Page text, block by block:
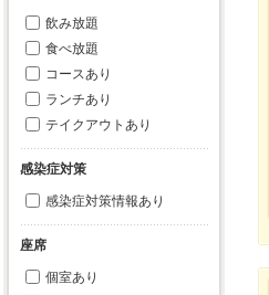
飲み放題
食べ放題
コースあり
ランチあり
テイクアウトあり
感染症対策
感染症対策情報あり
座席
個室あり